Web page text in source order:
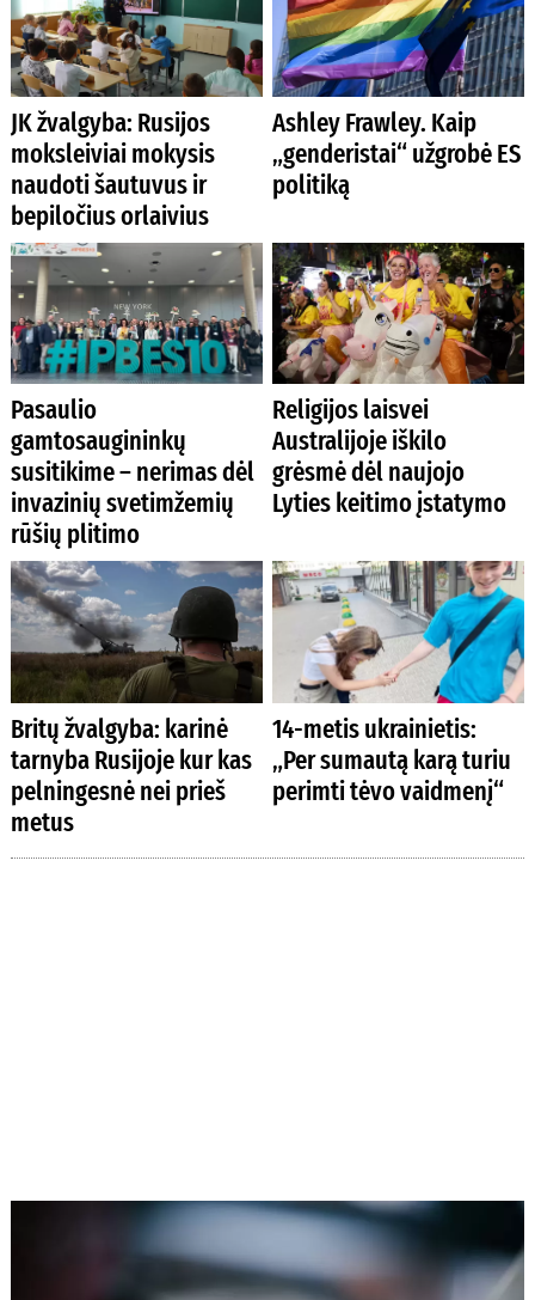
JK žvalgyba: Rusijos
moksleiviai mokysis
naudoti šautuvus ir
bepiločius orlaivius
Ashley Frawley. Kaip
„genderistai“ užgrobė ES
politiką
Pasaulio
gamtosaugininkų
susitikime – nerimas dėl
invazinių svetimžemių
rūšių plitimo
Religijos laisvei
Australijoje iškilo
grėsmė dėl naujojo
Lyties keitimo įstatymo
Britų žvalgyba: karinė
tarnyba Rusijoje kur kas
pelningesnė nei prieš
metus
14-metis ukrainietis:
„Per sumautą karą turiu
perimti tėvo vaidmenį“